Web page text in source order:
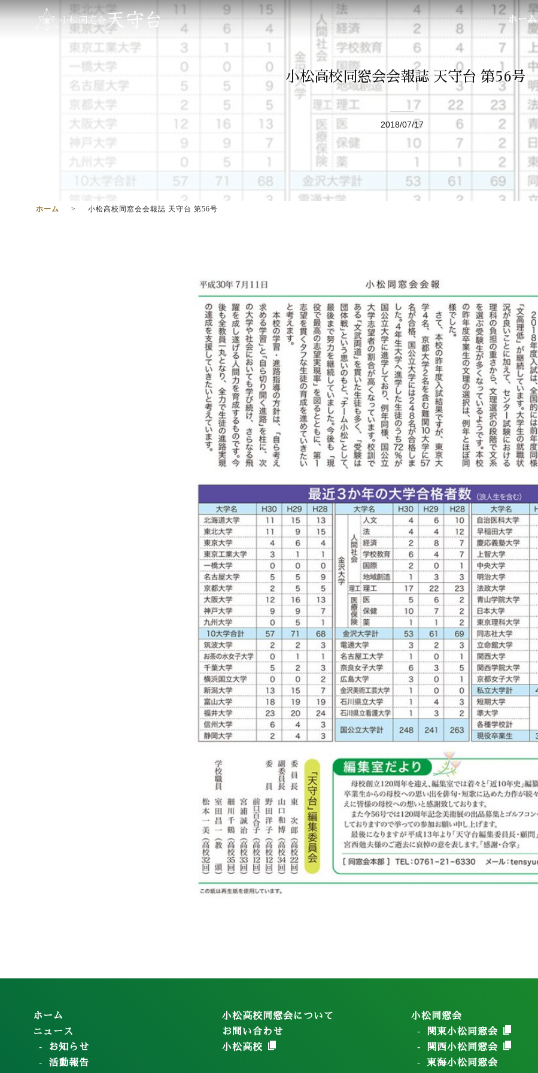
ホーム
小松高校同窓会会報誌 天守台 第56号
2018/07/17
ホーム 小松高校同窓会会報誌 天守台 第56号
ホーム
ニュース
お知らせ
活動報告
小松高校同窓会について
お問い合わせ
小松高校
小松同窓会
関東小松同窓会
関西小松同窓会
東海小松同窓会